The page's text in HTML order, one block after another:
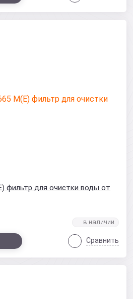
фильтр для очистки воды от
Сравнить